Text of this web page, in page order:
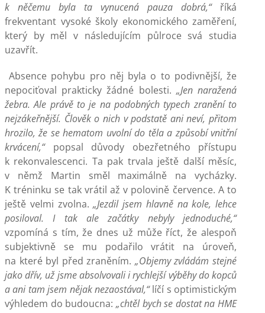
k něčemu byla ta vynucená pauza dobrá,“ říká
frekventant vysoké školy ekonomického zaměření,
který by měl v následujícím půlroce svá studia
uzavřít.
Absence pohybu pro něj byla o to podivnější, že
nepociťoval prakticky žádné bolesti. „Jen naražená
žebra. Ale právě to je na podobných typech zranění to
nejzákeřnější. Člověk o nich v podstatě ani neví, přitom
hrozilo, že se hematom uvolní do těla a způsobí vnitřní
krvácení,“ popsal důvody obezřetného přístupu
k rekonvalescenci. Ta pak trvala ještě další měsíc,
v němž Martin směl maximálně na vycházky.
K tréninku se tak vrátil až v polovině července. A to
ještě velmi zvolna.„Jezdil jsem hlavně na kole, lehce
posiloval. I tak ale začátky nebyly jednoduché,“
vzpomíná s tím, že dnes už může říct, že alespoň
subjektivně se mu podařilo vrátit na úroveň,
na které byl před zraněním. „Objemy zvládám stejné
jako dřív, už jsme absolvovali i rychlejší výběhy do kopců
a ani tam jsem nějak nezaostával,“líčí s optimistickým
výhledem do budoucna: „chtěl bych se dostat na HME